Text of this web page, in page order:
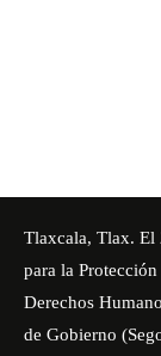
Tlaxcala, Tlax. El
para la Protección
Derechos
de Gobierno